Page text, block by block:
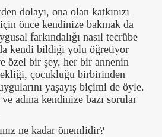
dolayı, ona olan katkınızı
önce kendinize bakmak da
farkındalığı nasıl tecrübe
kendi bildiği yolu öğretiyor
özel bir şey, her bir annenin
çocukluğu birbirinden
yaşayış biçimi de öyle.
adına kendinize bazı sorular
ne kadar önemlidir?